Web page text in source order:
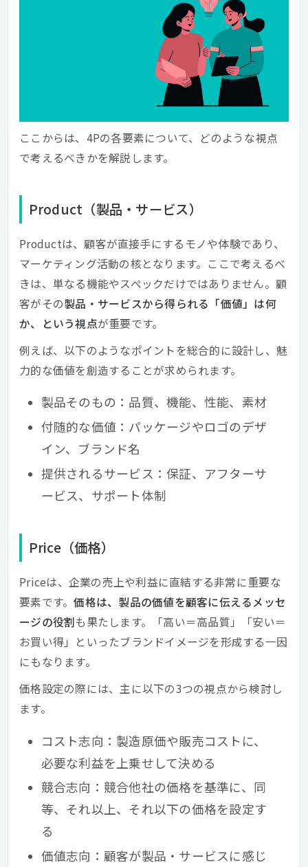
ここからは、4Pの各要素について、どのような視点
で考えるべきかを解説します。
Product（製品・サービス）
Productは、顧客が直接手にするモノや体験であり、
マーケティング活動の核となります。ここで考えるべ
きは、単なる機能やスペックだけではありません。顧
客がその製品・サービスから得られる「価値」は何
か、という視点が重要です。
例えば、以下のようなポイントを総合的に設計し、魅
力的な価値を創造することが求められます。
製品そのもの：品質、機能、性能、素材
付随的な価値：パッケージやロゴのデザ
イン、ブランド名
提供されるサービス：保証、アフターサ
ービス、サポート体制
Price（価格）
Priceは、企業の売上や利益に直結する非常に重要な
要素です。価格は、製品の価値を顧客に伝えるメッセ
ージの役割も果たします。「高い＝高品質」「安い＝
お買い得」といったブランドイメージを形成する一因
にもなります。
価格設定の際には、主に以下の3つの視点から検討し
ます。
コスト志向：製造原価や販売コストに、
必要な利益を上乗せして決める
競合志向：競合他社の価格を基準に、同
等、それ以上、それ以下の価格を設定す
る
価値志向：顧客が製品・サービスに感じ